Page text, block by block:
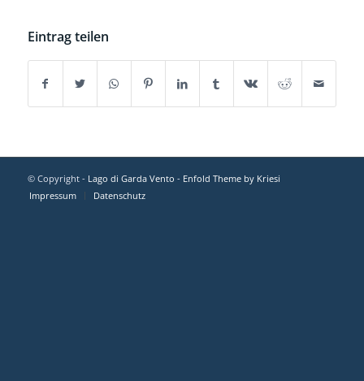
Eintrag teilen
© Copyright - Lago di Garda Vento - Enfold Theme by Kriesi
Impressum
Datenschutz